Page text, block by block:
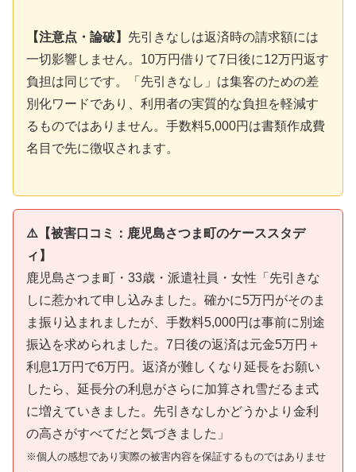
【注意点・論破】 先引きなしは返済時の請求額には
一切影響しません。10万円借りて7日後に12万円返す
負担は同じです。「先引きなし」は集客のための差
別化ワードであり、利用者の実質的な負担を軽減す
るものではありません。手数料5,000円は書類作成費
名目で先に徴収されます。
⚠️【被害口コミ：鹿児島さつま町のケーススタデ
ィ】
鹿児島さつま町・33歳・派遣社員・女性「先引きな
しに惹かれて申し込みました。確かに5万円がそのま
ま振り込まれましたが、手数料5,000円は事前に別途
振込を求められました。7日後の返済は元金5万円＋
利息1万円で6万円。返済が難しくなり延長をお願い
したら、延長分の利息がさらに加算され雪だるま式
に増えていきました。先引きなしかどうかより金利
の高さがすべてだと気づきました」
※個人の感想であり実際の被害内容を保証するものではありませ